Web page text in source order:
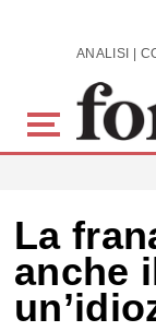
Skip to main
La
anche